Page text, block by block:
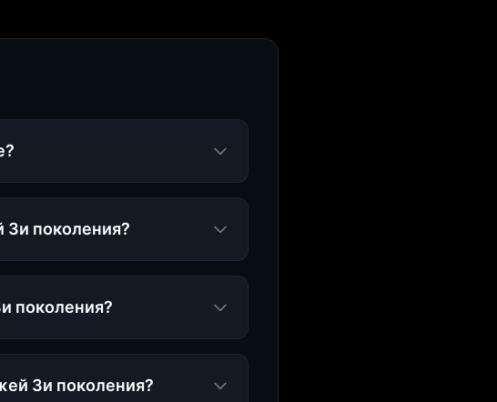
Зи поколения?
поколения?
Зи поколения?